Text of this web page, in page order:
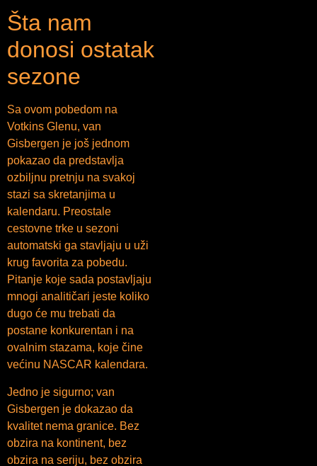
Šta nam
donosi ostatak
sezone
Sa ovom pobedom na
Votkins Glenu, van
Gisbergen je još jednom
pokazao da predstavlja
ozbiljnu pretnju na svakoj
stazi sa skretanjima u
kalendaru. Preostale
cestovne trke u sezoni
automatski ga stavljaju u uži
krug favorita za pobedu.
Pitanje koje sada postavljaju
mnogi analitičari jeste koliko
dugo će mu trebati da
postane konkurentan i na
ovalnim stazama, koje čine
većinu NASCAR kalendara.
Jedno je sigurno; van
Gisbergen je dokazao da
kvalitet nema granice. Bez
obzira na kontinent, bez
obzira na seriju, bez obzira